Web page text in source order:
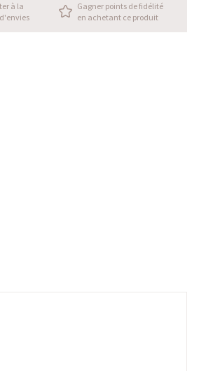
à la
Gagner points de fidélité
en achetant ce produit